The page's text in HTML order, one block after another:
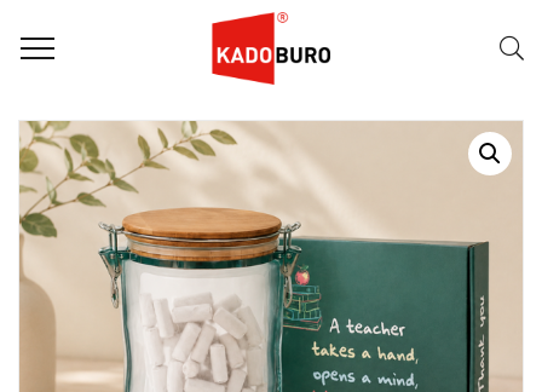
Home
Dag van de Leraar / Leidster
Happy Teacherbox krijtjes